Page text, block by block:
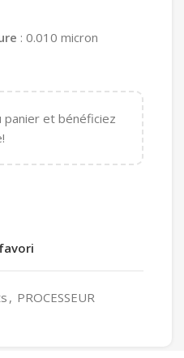
: 0.010 micron
panier et bénéficiez
, PROCESSEUR